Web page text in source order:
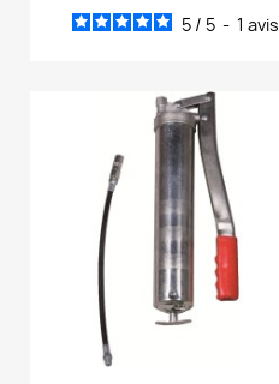
5 / 5 - 1 avis